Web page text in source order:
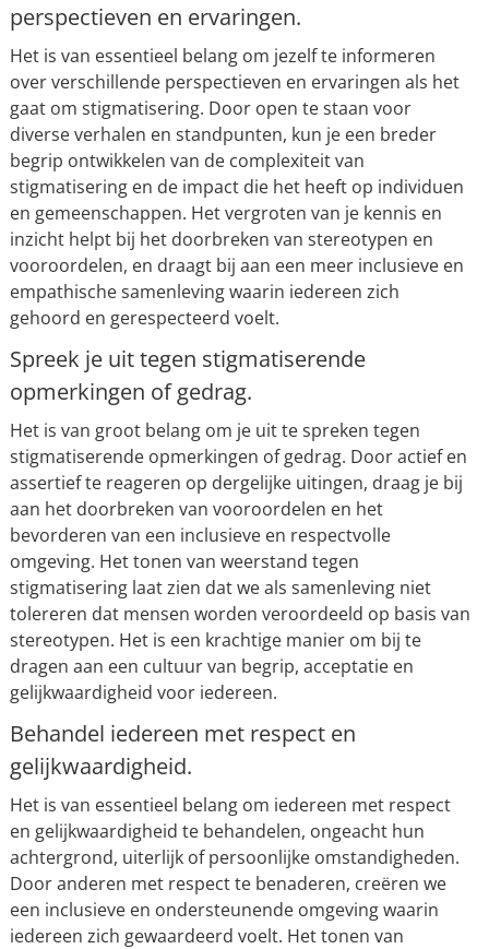
perspectieven en ervaringen.
Het is van essentieel belang om jezelf te informeren
over verschillende perspectieven en ervaringen als het
gaat om stigmatisering. Door open te staan voor
diverse verhalen en standpunten, kun je een breder
begrip ontwikkelen van de complexiteit van
stigmatisering en de impact die het heeft op individuen
en gemeenschappen. Het vergroten van je kennis en
inzicht helpt bij het doorbreken van stereotypen en
vooroordelen, en draagt bij aan een meer inclusieve en
empathische samenleving waarin iedereen zich
gehoord en gerespecteerd voelt.
Spreek je uit tegen stigmatiserende
opmerkingen of gedrag.
Het is van groot belang om je uit te spreken tegen
stigmatiserende opmerkingen of gedrag. Door actief en
assertief te reageren op dergelijke uitingen, draag je bij
aan het doorbreken van vooroordelen en het
bevorderen van een inclusieve en respectvolle
omgeving. Het tonen van weerstand tegen
stigmatisering laat zien dat we als samenleving niet
tolereren dat mensen worden veroordeeld op basis van
stereotypen. Het is een krachtige manier om bij te
dragen aan een cultuur van begrip, acceptatie en
gelijkwaardigheid voor iedereen.
Behandel iedereen met respect en
gelijkwaardigheid.
Het is van essentieel belang om iedereen met respect
en gelijkwaardigheid te behandelen, ongeacht hun
achtergrond, uiterlijk of persoonlijke omstandigheden.
Door anderen met respect te benaderen, creëren we
een inclusieve en ondersteunende omgeving waarin
iedereen zich gewaardeerd voelt. Het tonen van